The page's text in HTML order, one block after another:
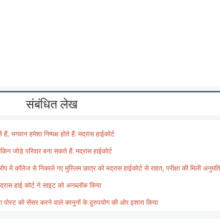
संबंधित लेख
भगवान हमेशा निष्पक्ष होते हैं: मद्रास हाईकोर्ट
जोड़े परिवार बना सकते हैं: मद्रास हाईकोर्ट
कॉलेज से निकाले गए मुस्लिम छात्र को मद्रास हाईकोर्ट से राहत, परीक्षा की मिली अनुमति
हाई कोर्ट ने साइट को अनब्लॉक किया
को सेंसर करने वाले कानूनों के दुरुपयोग की ओर इशारा किया